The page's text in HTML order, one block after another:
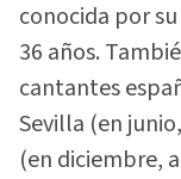
conocida por
36 años.
cantantes
Sevilla (en
(en diciembre,